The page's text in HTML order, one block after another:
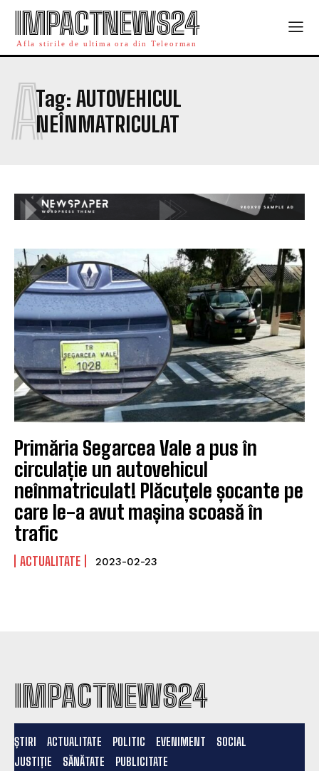
IMPACTNEWS24
Afla stirile de ultima ora din Teleorman
Tag: AUTOVEHICUL
NEÎNMATRICULAT
A
Primăria Segarcea Vale a pus în
circulație un autovehicul
neînmatriculat! Plăcuțele șocante pe
care le-a avut mașina scoasă în
trafic
ACTUALITATE 2023-02-23
IMPACTNEWS24
ȘTIRI ACTUALITATE POLITIC EVENIMENT
SOCIAL
JUSTIȚIE
SĂNĂTATE PUBLICITATE